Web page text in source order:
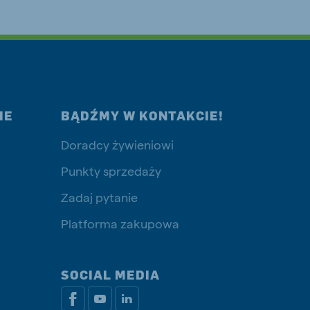
BĄDŹMY W KONTAKCIE!
Doradcy żywieniowi
Punkty sprzedaży
Zadaj pytanie
Platforma zakupowa
SOCIAL MEDIA